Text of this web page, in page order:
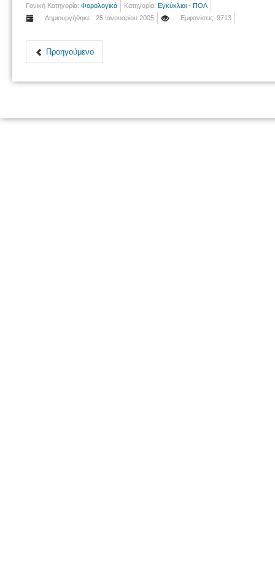
Γονική Κατηγορία: Φορολογικά Κατηγορία: Εγκύκλιοι - ΠΟΛ
Δημιουργήθηκε : 25 Ιανουαρίου 2005
Εμφανίσεις: 9713
Προηγούμενο